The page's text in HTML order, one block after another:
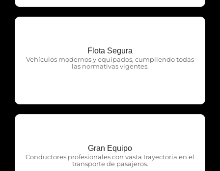
Flota Segura
Vehículos modernos y equipados, cumpliendo todas
las normativas vigentes.
OTP Servicios
Gran Equipo
Conductores profesionales con vasta trayectoria en el
transporte de pasajeros.
OTP Servicios